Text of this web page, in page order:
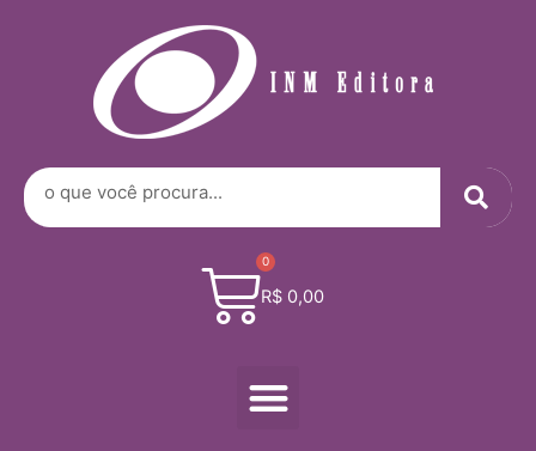
Search
R$0,00
0
Cart
Menu